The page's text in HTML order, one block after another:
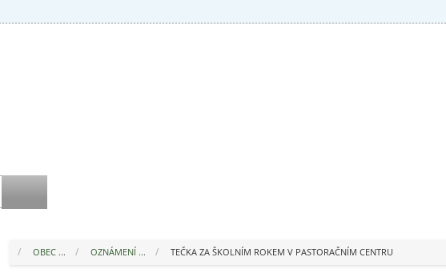
OBEC ... OZNÁMENÍ ... TEČKA ZA ŠKOLNÍM ROKEM V PASTORAČNÍM CENTRU